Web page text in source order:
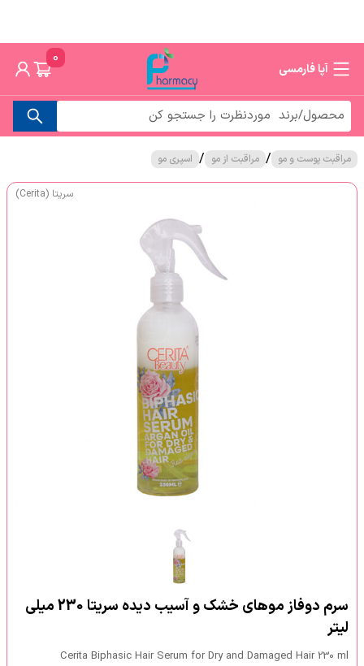
آپا فارمسی
0
مراقبت پوست و مو / مراقبت از مو / اسپری مو
سریتا (Cerita)
سرم دوفاز موهای خشک و آسیب دیده سریتا 230 میلی
لیتر
Cerita Biphasic Hair Serum for Dry and Damaged Hair 230 ml